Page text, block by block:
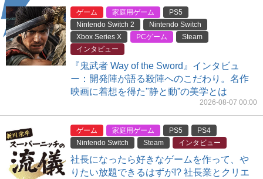
ゲーム 家庭用ゲーム
PS5
Nintendo Switch 2
Nintendo Switch
Xbox Series X
PCゲーム
Steam
インタビュー
『鬼武者 Way of the Sword』インタビュ
ー：開発陣が語る殺陣へのこだわり。名作
映画に着想を得た"静と動”の美学とは
2026-08-07 00:00
ゲーム 家庭用ゲーム PS5
PS4
Nintendo Switch
Steam インタビュー
社長になったら好きなゲームを作って、や
りたい放題できるはずが!? 社長業とクリエ